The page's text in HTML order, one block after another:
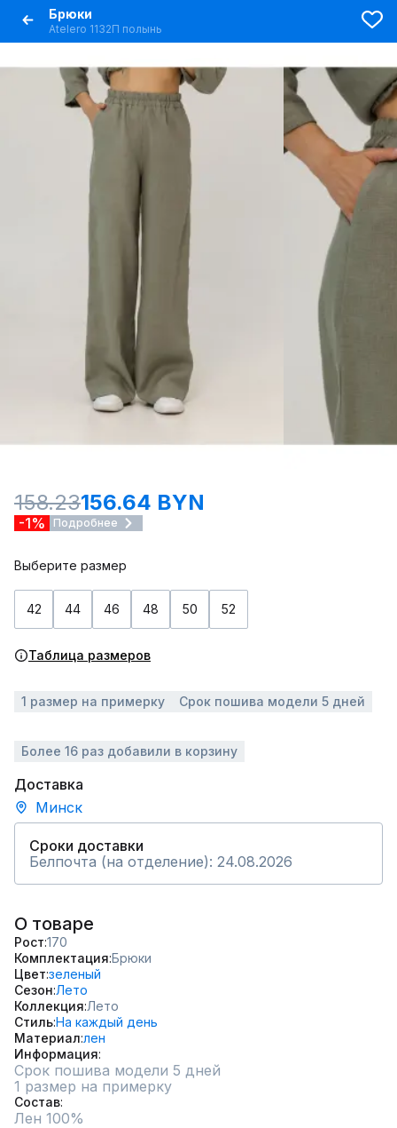
Брюки
Atelero 1132П полынь
158.23156.64 BYN
-1% Подробнее
Выберите размер
42 44 46 48 50 52
Таблица размеров
1 размер на примерку Срок пошива модели 5 дней
Более 16 раз добавили в корзину
Доставка
Минск
Сроки доставки
Белпочта (на отделение): 24.08.2026
О товаре
Рост 170
Комплектация Брюки
Цвет зеленый
Сезон Лето
Коллекция Лето
СтильНа каждый день
Материал лен
Информация
Срок пошива модели 5 дней
1 размер на примерку
Состав
Лен 100%